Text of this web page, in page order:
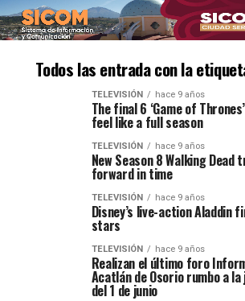
Todos las entrada con la
TELEVISIÓN hace 9 años
The final 6 ‘Game of
feel like a full season
TELEVISIÓN hace 9 años
New Season 8 Walking
forward in time
TELEVISIÓN hace 9 años
Disney’s live-action Aladdin
stars
TELEVISIÓN hace 9 años
Realizan el último foro
Acatlán de Osorio rumbo a
del 1 de junio